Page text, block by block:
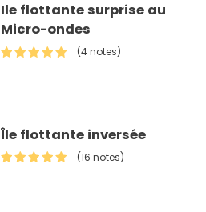
Ile flottante surprise au
Micro-ondes
(4 notes)
Île flottante inversée
(16 notes)